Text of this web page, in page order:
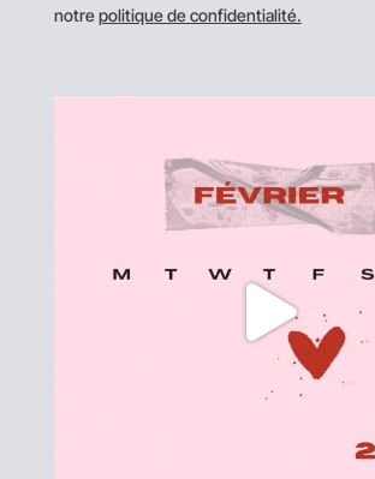
notrepolitique de confidentialité.